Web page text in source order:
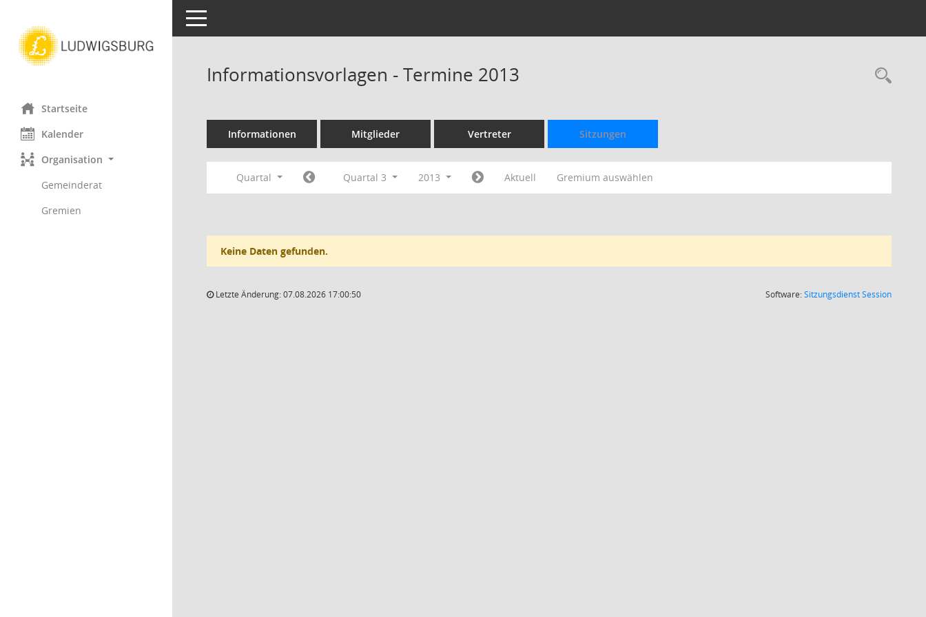
Startseite
Kalender
Organisation
Gemeinderat
Gremien
Toggle navigation
Informationsvorlagen - Termine 2013
Informationen Mitglieder Vertreter Sitzungen
Quartal Quartal 3 2013 Aktuell Gremium auswählen
Keine Daten gefunden.
Letzte Änderung: 07.08.2026 17:00:50 Software:SitzungsdienstSession(Wird in